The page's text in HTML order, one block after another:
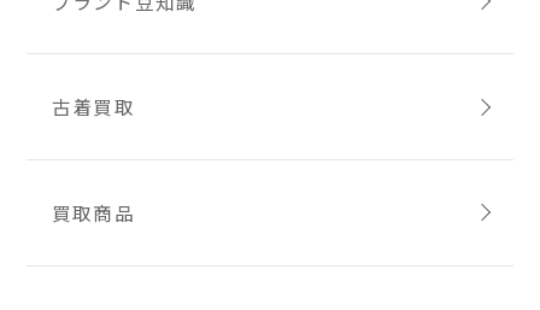
古着買取
買取商品